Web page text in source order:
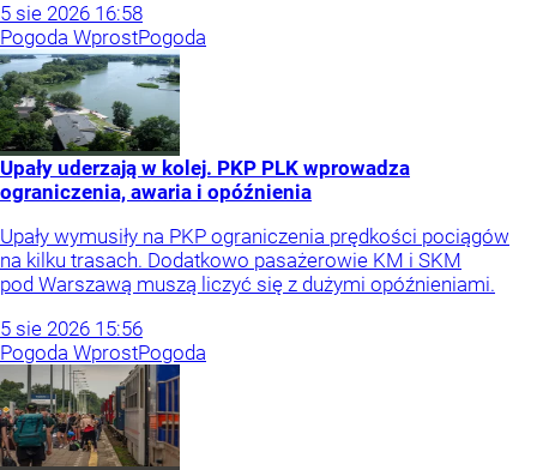
5 sie 2026 16:58
Pogoda WprostPogoda
Upały uderzają w kolej. PKP PLK wprowadza
ograniczenia, awaria i opóźnienia
Upały wymusiły na PKP ograniczenia prędkości pociągów
na kilku trasach. Dodatkowo pasażerowie KM i SKM
pod Warszawą muszą liczyć się z dużymi opóźnieniami.
5 sie 2026 15:56
Pogoda WprostPogoda